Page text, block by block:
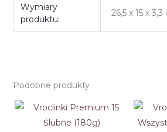
Wymiary
produktu:
26,5 x 15 x 3,3
Podobne produkty